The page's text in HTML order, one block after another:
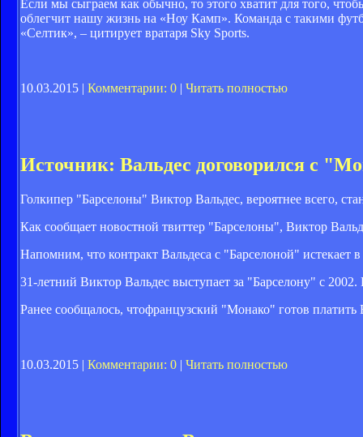
Если мы сыграем как обычно, то этого хватит для того,
облегчит нашу жизнь на «Ноу Камп». Команда с такими
«Селтик», – цитирует вратаря Sky Sports.
10.03.2015 | Комментарии: 0 | Читать полностью
Источник: Вальдес договорился с
Голкипер "Барселоны" Виктор Вальдес, вероятнее всего,
Как сообщает новостной твиттер "Барселоны", Виктор
Напомним, что контракт Вальдеса с "Барселоной" истекает
31-летний Виктор Вальдес выступает за "Барселону" с
Ранее сообщалось, чтофранцузский "Монако" готов платить
10.03.2015 | Комментарии: 0 | Читать полностью